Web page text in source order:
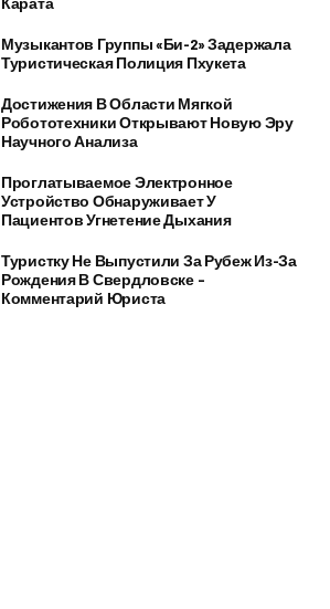
Музыкантов Группы «Би-2» Задержала
Туристическая Полиция Пхукета
Достижения В Области Мягкой
Робототехники Открывают Новую Эру
Научного Анализа
Проглатываемое Электронное
Устройство Обнаруживает У
Пациентов Угнетение Дыхания
Туристку Не Выпустили За Рубеж Из-За
Рождения В Свердловске –
Комментарий Юриста